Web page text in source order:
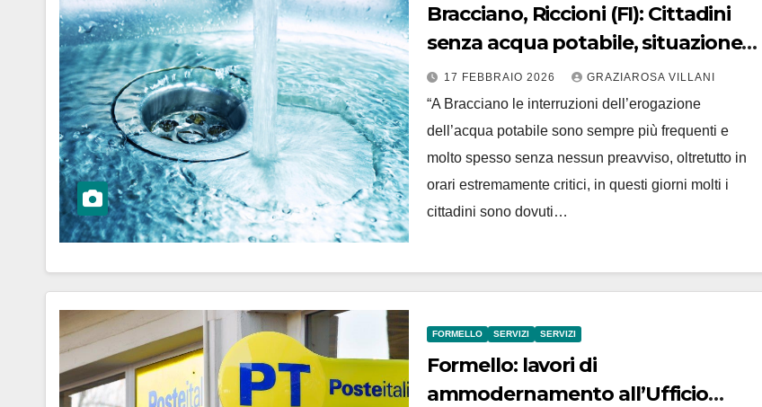
Bracciano, Riccioni (FI): Cittadini
senza acqua potabile, situazione
inaccettabile
17 FEBBRAIO 2026 GRAZIAROSA VILLANI
“A Bracciano le interruzioni dell’erogazione
dell’acqua potabile sono sempre più frequenti e
molto spesso senza nessun preavviso, oltretutto in
orari estremamente critici, in questi giorni molti i
cittadini sono dovuti…
FORMELLO SERVIZI SERVIZI
Formello: lavori di
ammodernamento all’Ufficio